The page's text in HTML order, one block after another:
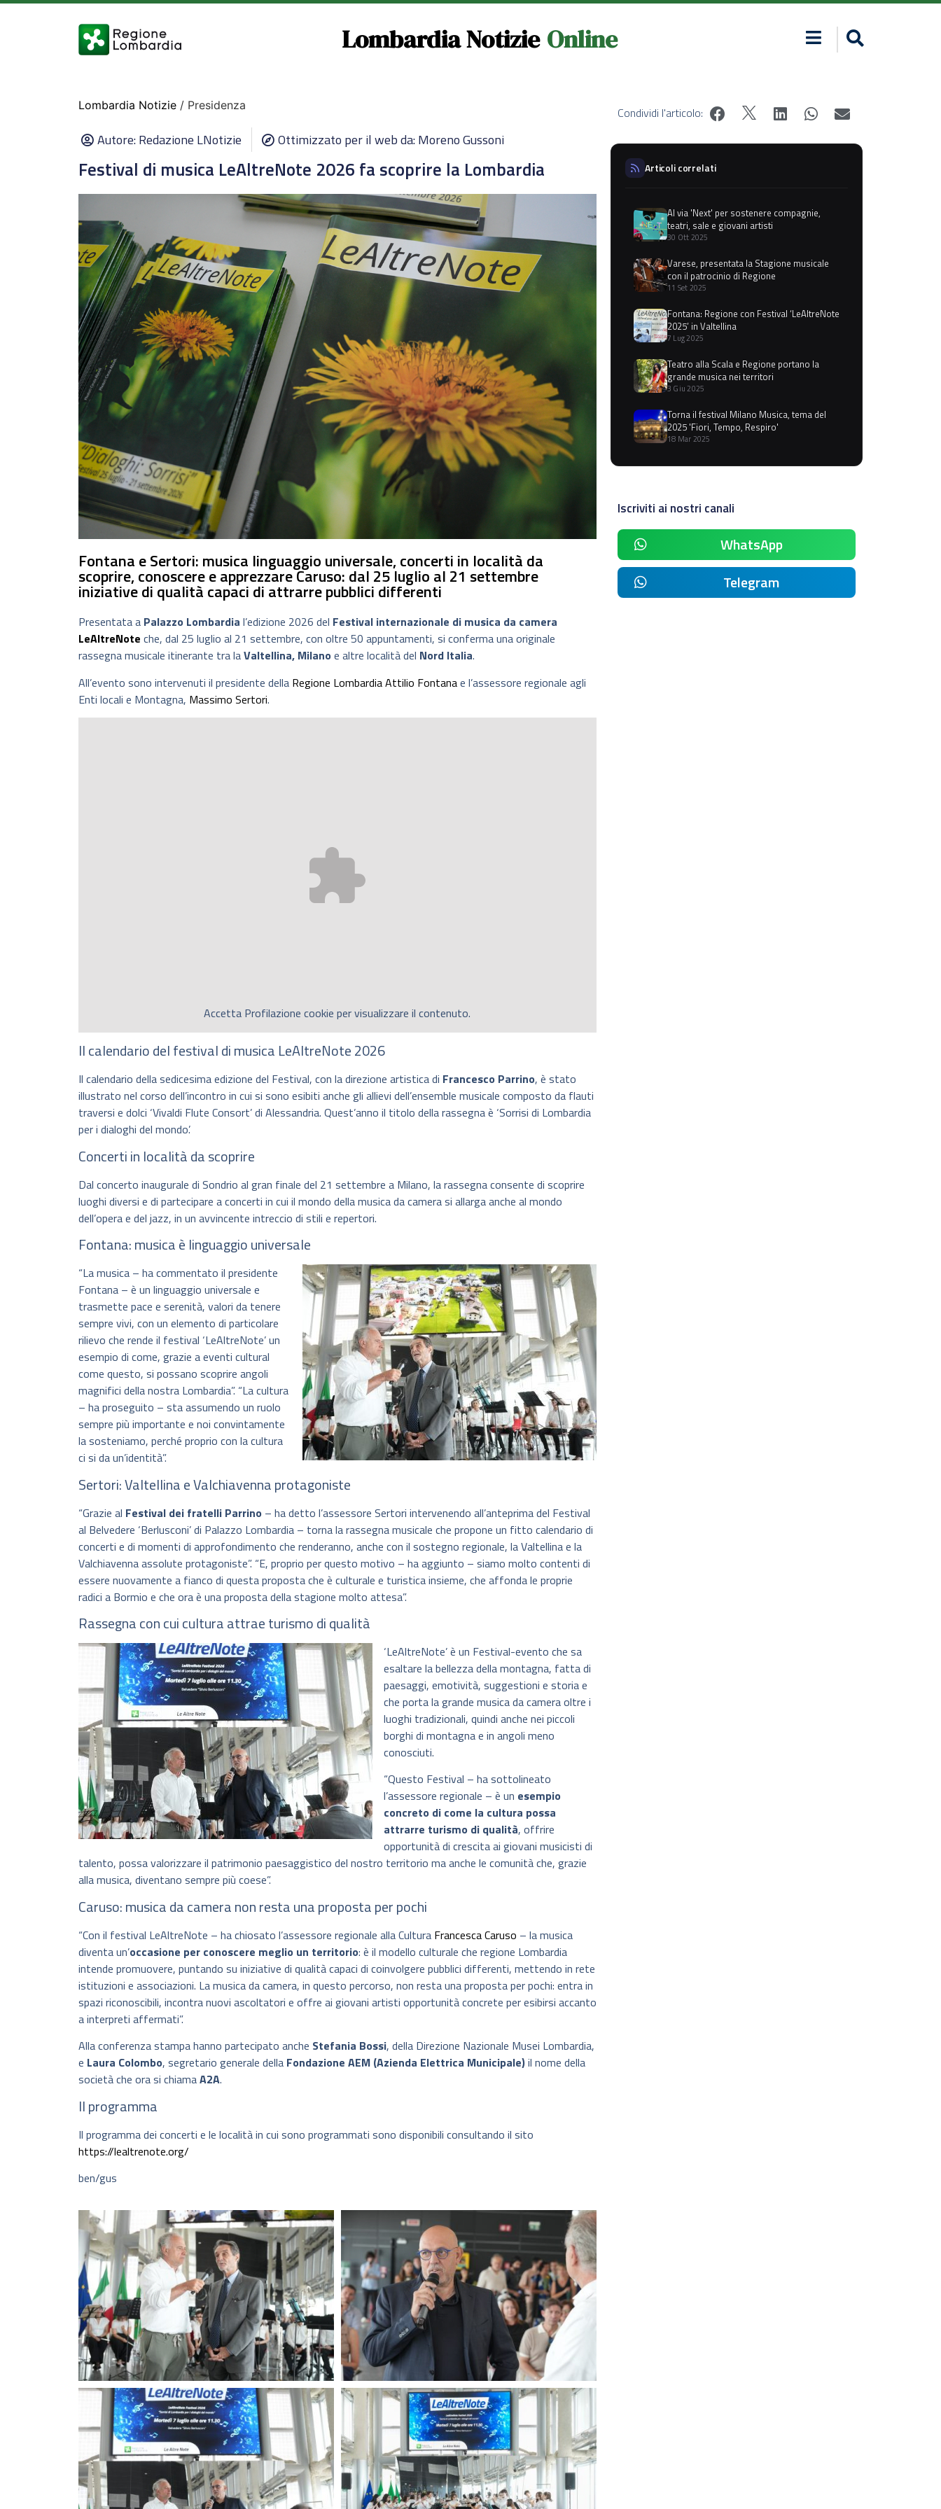
Lombardia Notizie Online
Lombardia Notizie / Presidenza
Autore:Redazione LNotizie Ottimizzato per il web da: Moreno Gussoni
Festival di musica LeAltreNote 2026 fa scoprire la Lombardia
Fontana e Sertori: musica linguaggio universale, concerti in località da
scoprire, conoscere e apprezzare Caruso: dal 25 luglio al 21 settembre
iniziative di qualità capaci di attrarre pubblici differenti
Presentata a Palazzo Lombardia l’edizione 2026 del Festival internazionale di musica da camera
LeAltreNote che, dal 25 luglio al 21 settembre, con oltre 50 appuntamenti, si conferma una originale
rassegna musicale itinerante tra laValtellina, Milano e altre località del Nord Italia.
All’evento sono intervenuti il presidente della Regione LombardiaAttilio Fontanae l’assessore regionale agli
Enti locali e Montagna, Massimo Sertori.
Accetta Profilazione cookie per visualizzare il contenuto.
Il calendario del festival di musica LeAltreNote 2026
Il calendario della sedicesima edizione del Festival, con la direzione artistica di Francesco Parrino, è stato
illustrato nel corso dell’incontro in cui si sono esibiti anche gli allievi dell’ensemble musicale composto da flauti
traversi e dolci ‘Vivaldi Flute Consort’ di Alessandria. Quest’anno il titolo della rassegna è ‘Sorrisi di Lombardia
per i dialoghi del mondo’.
Concerti in località da scoprire
Dal concerto inaugurale di Sondrio al gran finale del 21 settembre a Milano, la rassegna consente di scoprire
luoghi diversi e di partecipare a concerti in cui il mondo della musica da camera si allarga anche al mondo
dell’opera e del jazz, in un avvincente intreccio di stili e repertori.
Fontana: musica è linguaggio universale
“La musica – ha commentato il presidente
Fontana – è un linguaggio universale e
trasmette pace e serenità, valori da tenere
sempre vivi, con un elemento di particolare
rilievo che rende il festival ‘LeAltreNote’ un
esempio di come, grazie a eventi cultural
come questo, si possano scoprire angoli
magnifici della nostra Lombardia”. “La cultura
– ha proseguito – sta assumendo un ruolo
sempre più importante e noi convintamente
la sosteniamo, perché proprio con la cultura
ci si da un’identità”.
Sertori: Valtellina e Valchiavenna protagoniste
“Grazie al Festival dei fratelli Parrino – ha detto l’assessore Sertori intervenendo all’anteprima del Festival
al Belvedere ‘Berlusconi’ di Palazzo Lombardia – torna la rassegna musicale che propone un fitto calendario di
concerti e di momenti di approfondimento che renderanno, anche con il sostegno regionale, la Valtellina e la
Valchiavenna assolute protagoniste”. “E, proprio per questo motivo – ha aggiunto – siamo molto contenti di
essere nuovamente a fianco di questa proposta che è culturale e turistica insieme, che affonda le proprie
radici a Bormio e che ora è una proposta della stagione molto attesa”.
Rassegna con cui cultura attrae turismo di qualità
‘LeAltreNote’ è un Festival-evento che sa
esaltare la bellezza della montagna, fatta di
paesaggi, emotività, suggestioni e storia e
che porta la grande musica da camera oltre i
luoghi tradizionali, quindi anche nei piccoli
borghi di montagna e in angoli meno
conosciuti.
“Questo Festival – ha sottolineato
l’assessore regionale – è un esempio
concreto di come la cultura possa
attrarre turismo di qualità, offrire
opportunità di crescita ai giovani musicisti di
talento, possa valorizzare il patrimonio paesaggistico del nostro territorio ma anche le comunità che, grazie
alla musica, diventano sempre più coese”.
Caruso: musica da camera non resta una proposta per pochi
“Con il festival LeAltreNote – ha chiosato l’assessore regionale alla Cultura Francesca Caruso – la musica
diventa un’occasione per conoscere meglio un territorio: è il modello culturale che regione Lombardia
intende promuovere, puntando su iniziative di qualità capaci di coinvolgere pubblici differenti, mettendo in rete
istituzioni e associazioni. La musica da camera, in questo percorso, non resta una proposta per pochi: entra in
spazi riconoscibili, incontra nuovi ascoltatori e offre ai giovani artisti opportunità concrete per esibirsi accanto
a interpreti affermati”.
Alla conferenza stampa hanno partecipato anche Stefania Bossi, della Direzione Nazionale Musei Lombardia,
e Laura Colombo, segretario generale della Fondazione AEM (Azienda Elettrica Municipale)il nome della
società che ora si chiamaA2A.
Il programma
Il programma dei concerti e le località in cui sono programmati sono disponibili consultando il sito
https://lealtrenote.org/
ben/gus
Condividi l'articolo:
Articoli correlati
Al via 'Next' per sostenere compagnie,
teatri, sale e giovani artisti
30 Ott 2025
Varese, presentata la Stagione musicale
con il patrocinio di Regione
11 Set 2025
Fontana: Regione con Festival ‘LeAltreNote
2025’ in Valtellina
7 Lug 2025
Teatro alla Scala e Regione portano la
grande musica nei territori
3 Giu 2025
Torna il festival Milano Musica, tema del
2025 'Fiori, Tempo, Respiro'
18 Mar 2025
Iscriviti ai nostri canali
WhatsApp
Telegram